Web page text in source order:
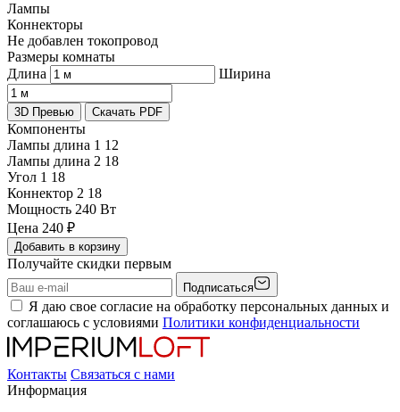
Лампы
Коннекторы
Не добавлен токопровод
Размеры комнаты
Длина
Ширина
3D Превью Скачать PDF
Компоненты
Лампы длина 1 12
Лампы длина 2 18
Угол 1 18
Коннектор 2 18
Мощность 240 Вт
Цена 240 ₽
Добавить в корзину
Получайте скидки первым
Подписаться
Я даю свое согласие на обработку персональных данных и
соглашаюсь с условиями Политики конфиденциальности
Контакты Связаться с нами
Информация